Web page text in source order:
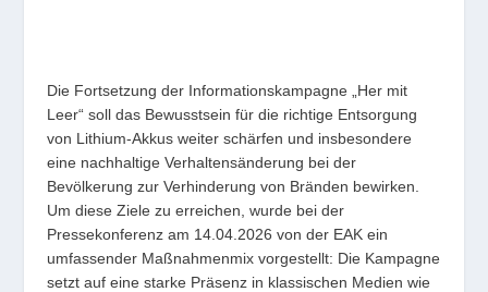
Die Fortsetzung der Informationskampagne „Her mit
Leer“ soll das Bewusstsein für die richtige Entsorgung
von Lithium-Akkus weiter schärfen und insbesondere
eine nachhaltige Verhaltensänderung bei der
Bevölkerung zur Verhinderung von Bränden bewirken.
Um diese Ziele zu erreichen, wurde bei der
Pressekonferenz am 14.04.2026 von der EAK ein
umfassender Maßnahmenmix vorgestellt: Die Kampagne
setzt auf eine starke Präsenz in klassischen Medien wie